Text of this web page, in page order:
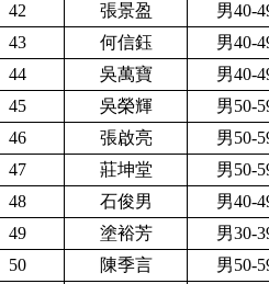
42
張景盈
男40-
43
何信鈺
男40-
44
吳萬寶
男40-
45
吳榮輝
男50-
46
張啟亮
男50-
47
莊坤堂
男50-
48
石俊男
男40-
49
塗裕芳
男30-
50
陳季言
男50-